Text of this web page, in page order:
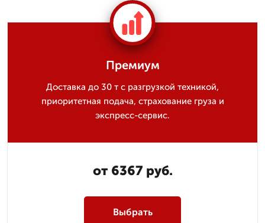
Премиум
Доставка до 30 т с разгрузкой техникой,
приоритетная подача, страхование груза и
экспресс-сервис.
от 6367 руб.
Выбрать